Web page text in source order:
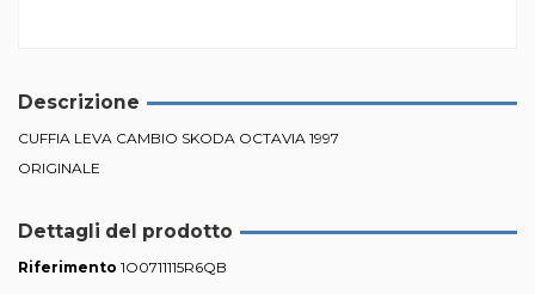
Descrizione
CUFFIA LEVA CAMBIO SKODA OCTAVIA 1997
ORIGINALE
Dettagli del prodotto
Riferimento 1O0711115R6QB